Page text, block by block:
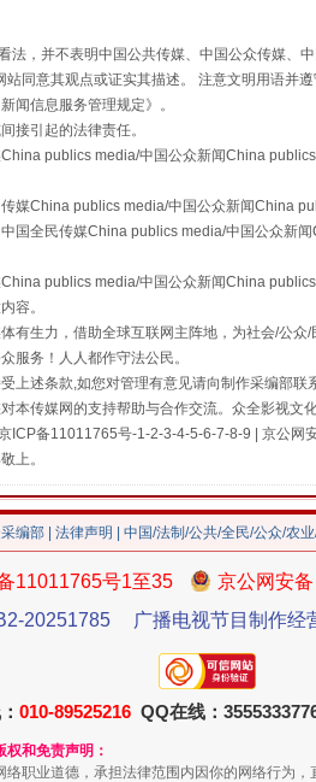
法，并不表明中国公共传媒、中国公众传媒
同意其观点或证实其描述。 注意文明用语并遵
闻信息服务管理规定》。
接引起的法律责任。
publics media/中国公众新闻China
媒China publics media/中国公众新闻China
国全民传媒China publics media/中国公众新
publics media/中国公众新闻China
容。
有生力，借助全球互联网主阵地，为社会/公
服务！人人都作守法公民。
上述条款,如您对管理有意见请向制作采编部
本传媒网的支持帮助与合作交流。众全影视文
ICP备11011765号-1-2-3-4-5-6-7-8-9 | 京公网
上。
编部 法律声明 | 中国/法制/公共/全民/公众/农
11011765号1至35
京公网安
20251785
广播电视节目制作经
010-89525216 QQ在线：
和免责声明：
职业道德，承担法律范围内因你的网络行为